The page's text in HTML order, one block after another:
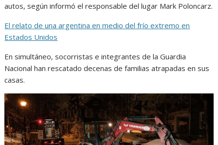
autos, según informó el responsable del lugar Mark Poloncarz.
El relato de una argentina en medio del frío extremo en
Estados Unidos
En simultáneo, socorristas e integrantes de la Guardia
Nacional han rescatado decenas de familias atrapadas en sus
casas.